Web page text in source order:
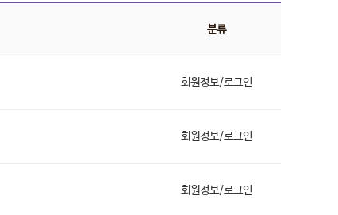
분류
회원정보/로그인
회원정보/로그인
회원정보/로그인